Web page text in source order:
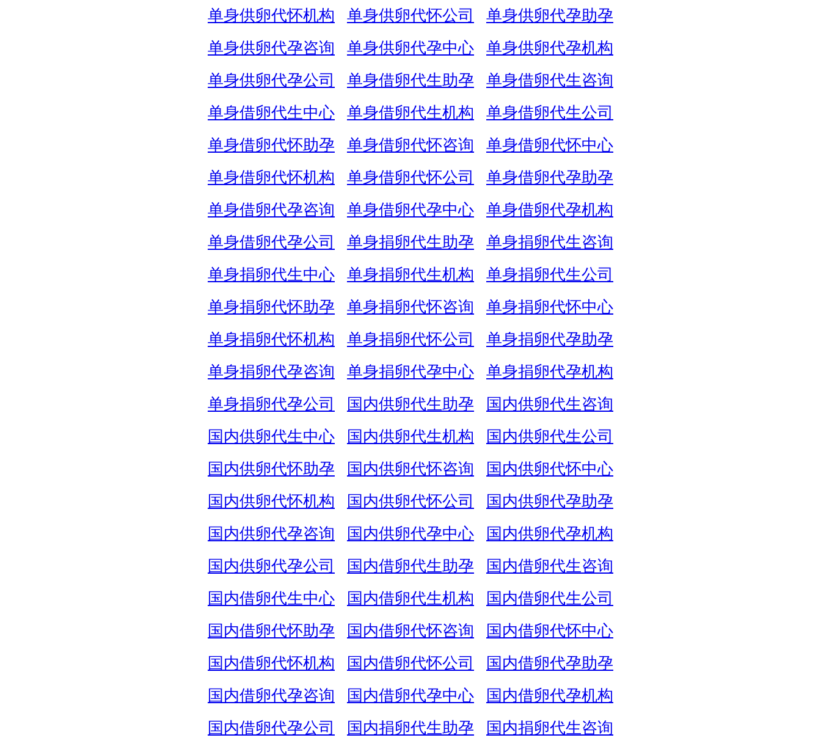
单身供卵代怀机构
单身供卵代怀公司
单身供卵代孕助孕
单身供卵代孕咨询
单身供卵代孕中心
单身供卵代孕机构
单身供卵代孕公司
单身借卵代生助孕
单身借卵代生咨询
单身借卵代生中心
单身借卵代生机构
单身借卵代生公司
单身借卵代怀助孕
单身借卵代怀咨询
单身借卵代怀中心
单身借卵代怀机构
单身借卵代怀公司
单身借卵代孕助孕
单身借卵代孕咨询
单身借卵代孕中心
单身借卵代孕机构
单身借卵代孕公司
单身捐卵代生助孕
单身捐卵代生咨询
单身捐卵代生中心
单身捐卵代生机构
单身捐卵代生公司
单身捐卵代怀助孕
单身捐卵代怀咨询
单身捐卵代怀中心
单身捐卵代怀机构
单身捐卵代怀公司
单身捐卵代孕助孕
单身捐卵代孕咨询
单身捐卵代孕中心
单身捐卵代孕机构
单身捐卵代孕公司
国内供卵代生助孕
国内供卵代生咨询
国内供卵代生中心
国内供卵代生机构
国内供卵代生公司
国内供卵代怀助孕
国内供卵代怀咨询
国内供卵代怀中心
国内供卵代怀机构
国内供卵代怀公司
国内供卵代孕助孕
国内供卵代孕咨询
国内供卵代孕中心
国内供卵代孕机构
国内供卵代孕公司
国内借卵代生助孕
国内借卵代生咨询
国内借卵代生中心
国内借卵代生机构
国内借卵代生公司
国内借卵代怀助孕
国内借卵代怀咨询
国内借卵代怀中心
国内借卵代怀机构
国内借卵代怀公司
国内借卵代孕助孕
国内借卵代孕咨询
国内借卵代孕中心
国内借卵代孕机构
国内借卵代孕公司
国内捐卵代生助孕
国内捐卵代生咨询